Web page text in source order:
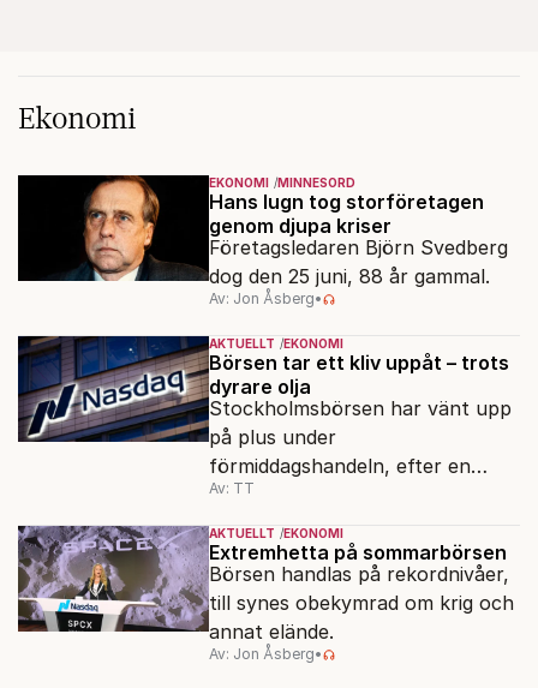
Ekonomi
EKONOMI MINNESORD
Hans lugn tog storföretagen
genom djupa kriser
Företagsledaren Björn Svedberg
dog den 25 juni, 88 år gammal.
Av: Jon Åsberg•
AKTUELLT EKONOMI
Börsen tar ett kliv uppåt – trots
dyrare olja
Stockholmsbörsen har vänt upp
på plus under
förmiddagshandeln, efter en
inledning nedåt – trots ett högre
oljepris och AI-oro.
Av: TT
AKTUELLT EKONOMI
Extremhetta på sommarbörsen
Börsen handlas på rekordnivåer,
till synes obekymrad om krig och
annat elände.
Av: Jon Åsberg•